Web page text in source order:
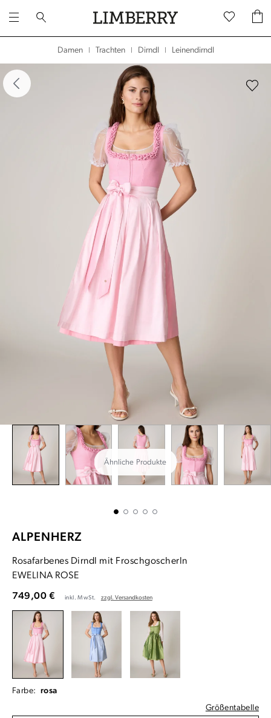
Damen Trachten Dirndl Leinendirndl
überspringen
Ähnliche Produkte
ALPENHERZ
Rosafarbenes Dirndl mit Froschgoscherln
EWELINA ROSE
749,00 € inkl. MwSt. zzgl. Versandkosten
Farbe: rosa
Größentabelle